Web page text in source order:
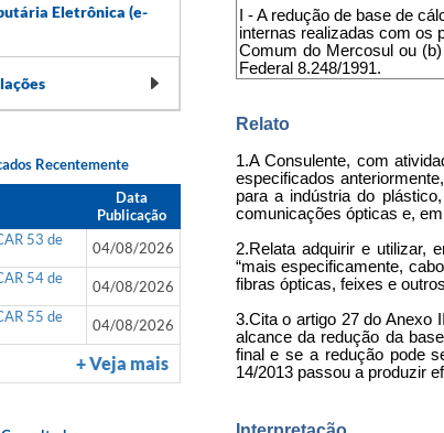
Eletrônica (e-
Recentemente
Data
Publicação
53 de
04/08/2026
54 de
04/08/2026
55 de
04/08/2026
+ Veja mais
I - A redução de base de
internas realizadas com os
Comum do Mercosul ou
Federal 8.248/1991.
Relato
1.A Consulente, com
especificados
para a indústria do
comunicações ópticas e,
2.Relata adquirir e utilizar,
“mais especificamente,
fibras ópticas, feixes e
3.Cita o artigo 27 do Anexo
alcance da redução da
final e se a redução pode
14/2013 passou a produzir